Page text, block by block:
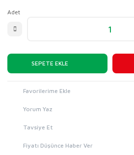
Adet
SEPETE EKLE
Yorum Yaz
Tavsiye Et
Fiyatı Düşünce Haber Ver